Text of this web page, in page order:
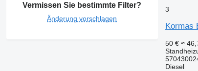
Vermissen Sie bestimmte Filter?
Änderung vorschlagen
3
Kormas
50 € ≈
Diesel